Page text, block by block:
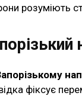
розуміють
фіксує